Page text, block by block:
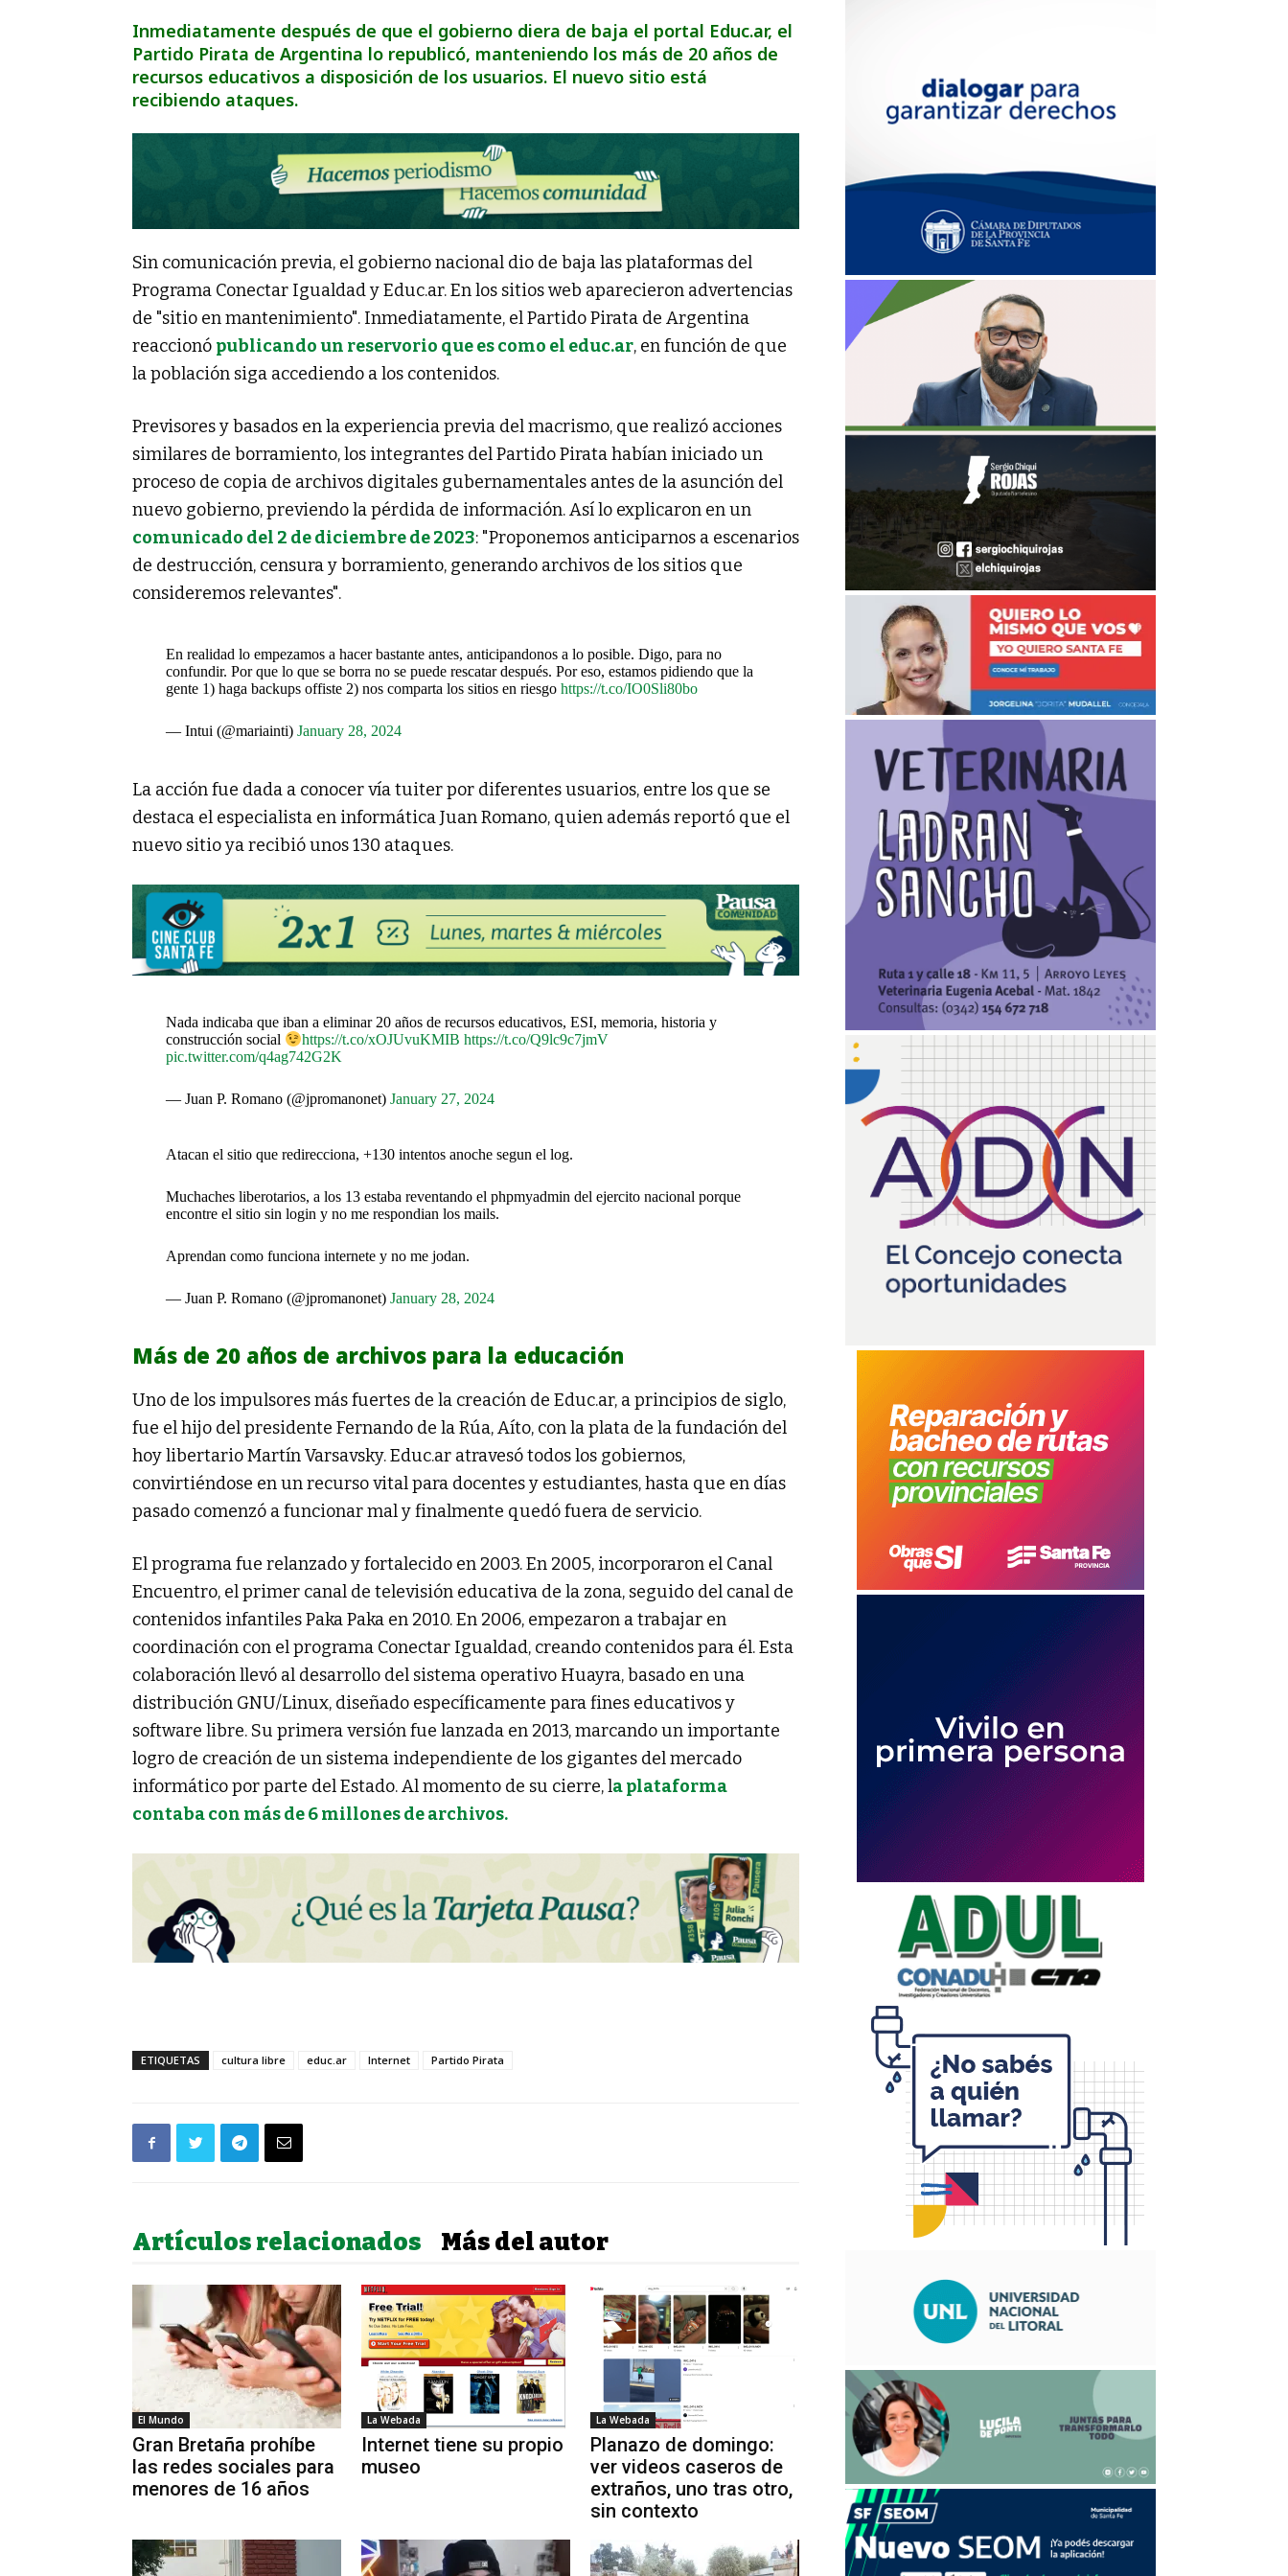
Inmediatamente después de que el gobierno diera de baja el portal Educ.ar, el
Partido Pirata de Argentina lo republicó, manteniendo los más de 20 años de
recursos educativos a disposición de los usuarios. El nuevo sitio está
recibiendo ataques.
Sin comunicación previa, el gobierno nacional dio de baja las plataformas del
Programa Conectar Igualdad y Educ.ar. En los sitios web aparecieron advertencias
de "sitio en mantenimiento". Inmediatamente, el Partido Pirata de Argentina
reaccionó publicando un reservorio que es como el educ.ar, en función de que
la población siga accediendo a los contenidos.
Previsores y basados en la experiencia previa del macrismo, que realizó acciones
similares de borramiento, los integrantes del Partido Pirata habían iniciado un
proceso de copia de archivos digitales gubernamentales antes de la asunción del
nuevo gobierno, previendo la pérdida de información. Así lo explicaron en un
comunicado del 2 de diciembre de 2023: "Proponemos anticiparnos a escenarios
de destrucción, censura y borramiento, generando archivos de los sitios que
consideremos relevantes".
En realidad lo empezamos a hacer bastante antes, anticipandonos a lo posible. Digo, para no
confundir. Por que lo que se borra no se puede rescatar después. Por eso, estamos pidiendo que la
gente 1) haga backups offiste 2) nos comparta los sitios en riesgo https://t.co/IO0Sli80bo
— Intui (@mariainti) January 28, 2024
La acción fue dada a conocer vía tuiter por diferentes usuarios, entre los que se
destaca el especialista en informática Juan Romano, quien además reportó que el
nuevo sitio ya recibió unos 130 ataques.
Nada indicaba que iban a eliminar 20 años de recursos educativos, ESI, memoria, historia y
construcción social
https://t.co/xOJUvuKMIB https://t.co/Q9lc9c7jmV
pic.twitter.com/q4ag742G2K
— Juan P. Romano (@jpromanonet) January 27, 2024
Atacan el sitio que redirecciona, +130 intentos anoche segun el log.
Muchaches liberotarios, a los 13 estaba reventando el phpmyadmin del ejercito nacional porque
encontre el sitio sin login y no me respondian los mails.
Aprendan como funciona internete y no me jodan.
— Juan P. Romano (@jpromanonet) January 28, 2024
Más de 20 años de archivos para la educación
Uno de los impulsores más fuertes de la creación de Educ.ar, a principios de siglo,
fue el hijo del presidente Fernando de la Rúa, Aíto, con la plata de la fundación del
hoy libertario Martín Varsavsky. Educ.ar atravesó todos los gobiernos,
convirtiéndose en un recurso vital para docentes y estudiantes, hasta que en días
pasado comenzó a funcionar mal y finalmente quedó fuera de servicio.
El programa fue relanzado y fortalecido en 2003. En 2005, incorporaron el Canal
Encuentro, el primer canal de televisión educativa de la zona, seguido del canal de
contenidos infantiles Paka Paka en 2010. En 2006, empezaron a trabajar en
coordinación con el programa Conectar Igualdad, creando contenidos para él. Esta
colaboración llevó al desarrollo del sistema operativo Huayra, basado en una
distribución GNU/Linux, diseñado específicamente para fines educativos y
software libre. Su primera versión fue lanzada en 2013, marcando un importante
logro de creación de un sistema independiente de los gigantes del mercado
informático por parte del Estado. Al momento de su cierre, la plataforma
contaba con más de 6 millones de archivos.
ETIQUETAS cultura libre educ.ar Internet Partido Pirata
Artículos relacionados Más del autor
El Mundo
Gran Bretaña prohíbe
las redes sociales para
menores de 16 años
La Webada
Internet tiene su propio
museo
La Webada
Planazo de domingo:
ver videos caseros de
extraños, uno tras otro,
sin contexto